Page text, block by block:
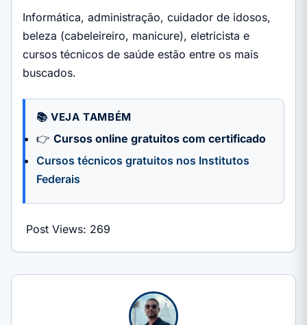
Informática, administração, cuidador de idosos,
beleza (cabeleireiro, manicure), eletricista e
cursos técnicos de saúde estão entre os mais
buscados.
📚 VEJA TAMBÉM
👉 Cursos online gratuitos com certificado
Cursos técnicos gratuitos nos Institutos
Federais
Post Views: 269